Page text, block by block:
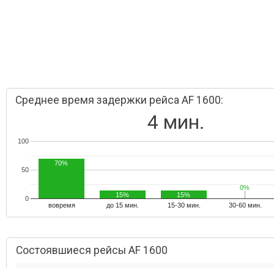
Среднее время задержки рейса AF 1600:
4 мин.
вовремя до 15 мин. 15-30 мин. 30-60 мин.
0
50
100
70%
15% 15%
0%
0%
Состоявшиеся рейсы AF 1600